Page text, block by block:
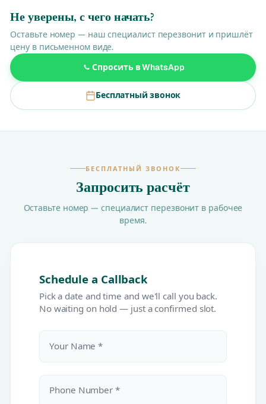
Не уверены, с чего начать?
Оставьте номер — наш специалист перезвонит и пришлёт
цену в письменном виде.
Спросить в WhatsApp
Бесплатный звонок
БЕСПЛАТНЫЙ ЗВОНОК
Запросить расчёт
Оставьте номер — специалист перезвонит в рабочее
время.
Schedule a Callback
Pick a date and time and we'll call you back.
No waiting on hold — just a confirmed slot.
Your Name *
Phone Number *